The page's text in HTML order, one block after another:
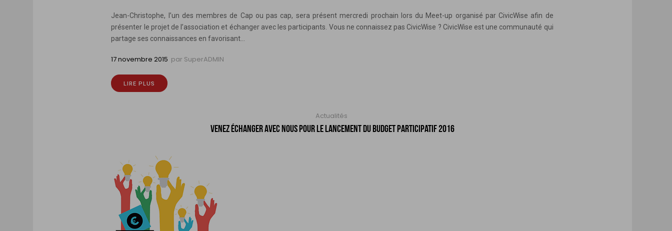
Jean-Christophe, l’un des membres de Cap ou pas cap, sera présent mercredi prochain lors du Meet-up organisé par CivicWise afin de
présenter le projet de l’association et échanger avec les participants. Vous ne connaissez pas CivicWise ? CivicWise est une communauté qui
partage ses connaissances en favorisant...
17 novembre 2015 par SuperADMIN
LIRE PLUS
Actualités
VENEZ ÉCHANGER AVEC NOUS POUR LE LANCEMENT DU BUDGET PARTICIPATIF 2016